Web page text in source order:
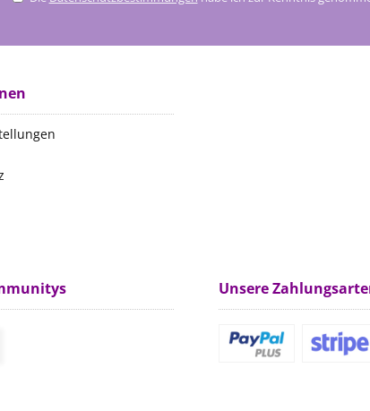
Unsere